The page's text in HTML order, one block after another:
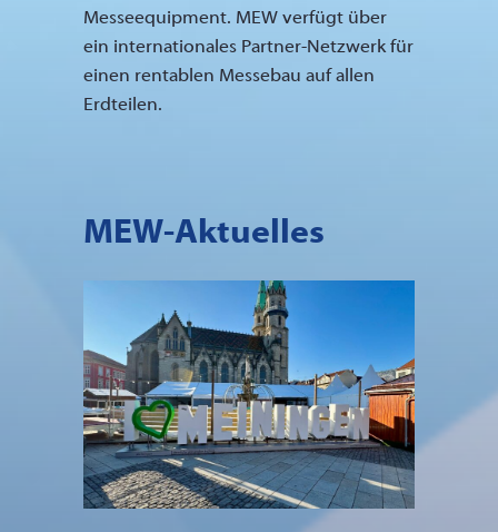
Messeequipment. MEW verfügt über
ein internationales Partner-Netzwerk für
einen rentablen Messebau auf allen
Erdteilen.
MEW-Aktuelles